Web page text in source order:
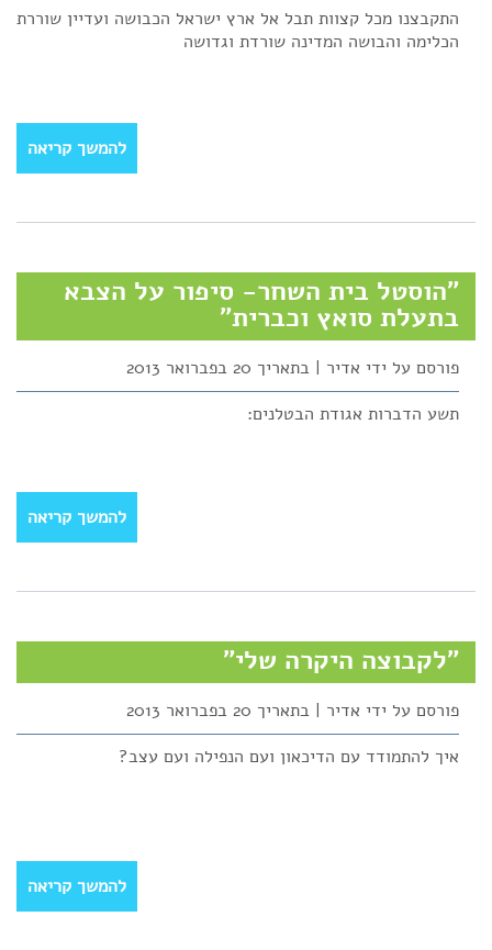
התקבצנו מכל קצוות תבל אל ארץ ישראל הכבושה ועדיין שוררת
הכלימה והבושה המדינה שורדת וגדושה
להמשך קריאה
"הוסטל בית השחר- סיפור על הצבא
בתעלת סואץ וכברית"
פורסם על ידי אדיר | בתאריך 20 בפברואר 2013
תשע הדברות אגודת הבטלנים:
להמשך קריאה
"לקבוצה היקרה שלי"
פורסם על ידי אדיר | בתאריך 20 בפברואר 2013
איך להתמודד עם הדיכאון ועם הנפילה ועם עצב?
להמשך קריאה